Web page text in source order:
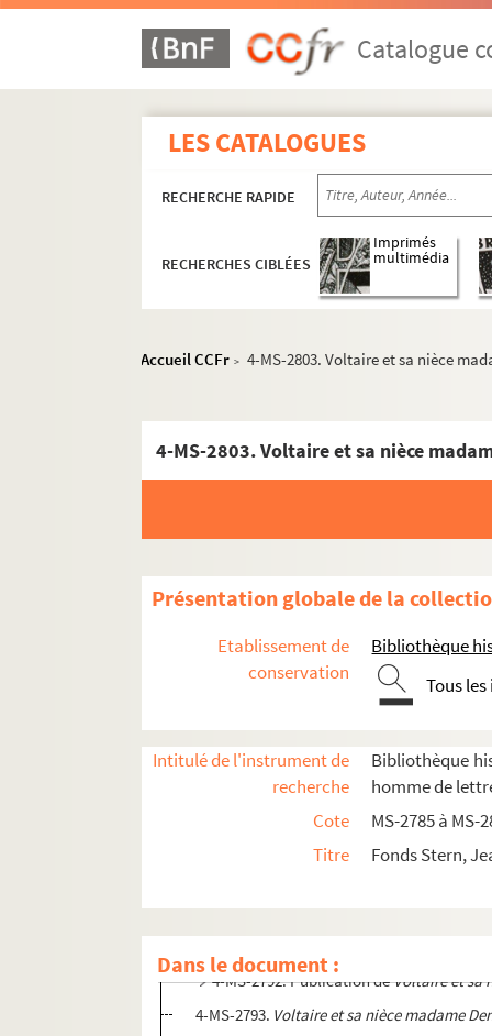
Catalogue
LES CATALOGUES
RECHERCHE RAPIDE
RECHERCHES CIBLÉES
Imprimés
multimédia
Accueil CCFr > 4-MS-2803. Voltaire et sa nièce
4-MS-2803. Voltaire et sa nièce
Présentation globale de la
Etablissement de
conservation
Bibliothèque
Tous
Intitulé de l'instrument de
recherche
Bibliothèque
homme de
Cote
MS-2785 à MS-
Titre
Fonds Stern,
Dans le document :
4-MS-2786. Notes de lecture, papiers
4-MS-2787. Pièces de théâtre par J. Stern
4-MS-2790. Recherches relatives à
4-MS-2792. Publication deVoltaire et sa
4-MS-2793. Voltaire et sa nièce madame